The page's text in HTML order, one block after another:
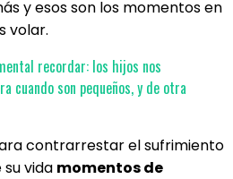
y esos son los momentos en
volar.
recordar: los hijos nos
cuando son pequeños, y de otra
contrarrestar el sufrimiento
vida momentos de